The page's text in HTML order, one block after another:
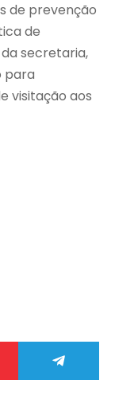
de prevenção
de
secretaria,
para
visitação aos